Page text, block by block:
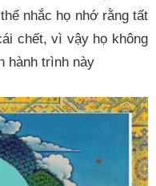
nhắc họ nhớ rằng tất
chết, vì vậy họ không
hành trình này